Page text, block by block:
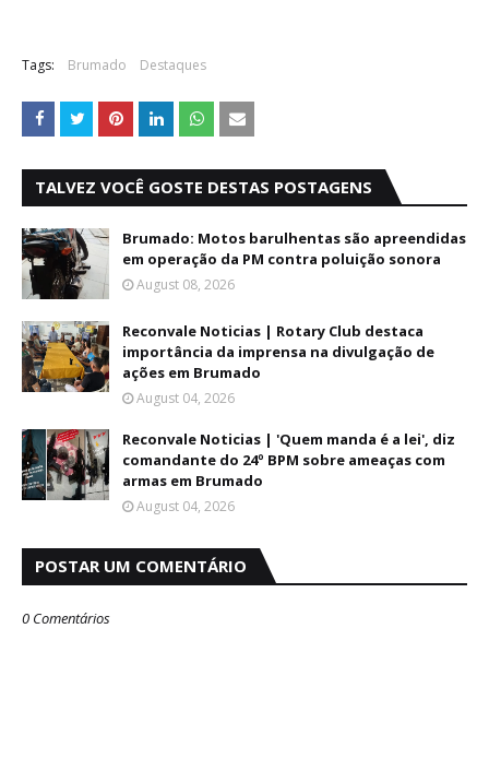
Tags: Brumado Destaques
TALVEZ VOCÊ GOSTE DESTAS POSTAGENS
Brumado: Motos barulhentas são apreendidas
em operação da PM contra poluição sonora
August 08, 2026
Reconvale Noticias | Rotary Club destaca
importância da imprensa na divulgação de
ações em Brumado
August 04, 2026
Reconvale Noticias | 'Quem manda é a lei', diz
comandante do 24º BPM sobre ameaças com
armas em Brumado
August 04, 2026
POSTAR UM COMENTÁRIO
0 Comentários